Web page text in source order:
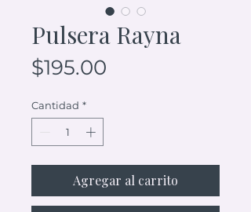
Pulsera Rayna
$195.00
Cantidad *
Agregar al carrito